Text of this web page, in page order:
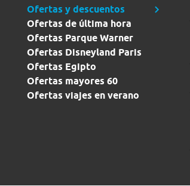
Ofertas y descuentos
Ofertas de última hora
Ofertas Parque Warner
Ofertas Disneyland Paris
Ofertas Egipto
Ofertas mayores 60
Ofertas viajes en verano